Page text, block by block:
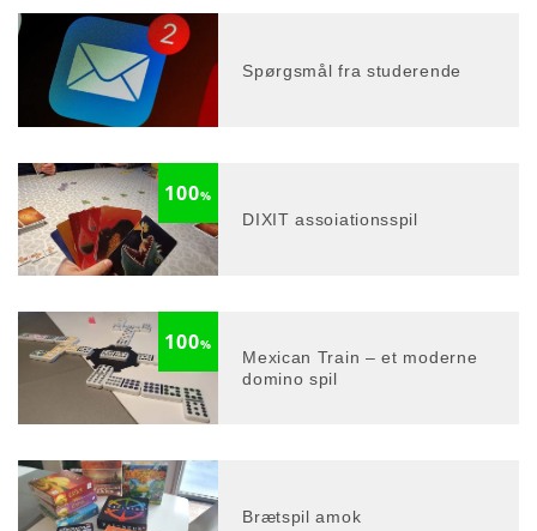
Spørgsmål fra studerende
100%
DIXIT assoiationsspil
100%
Mexican Train – et moderne
domino spil
Brætspil amok